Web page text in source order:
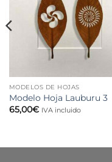
MODELOS DE HOJAS
Modelo Hoja Lauburu 3
65,00€ IVA incluido